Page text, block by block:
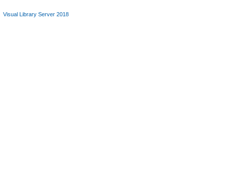
Visual Library Server 2018